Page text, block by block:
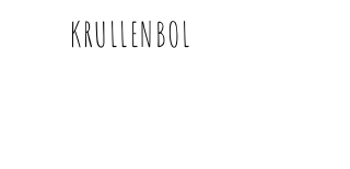
KRULLENBOL